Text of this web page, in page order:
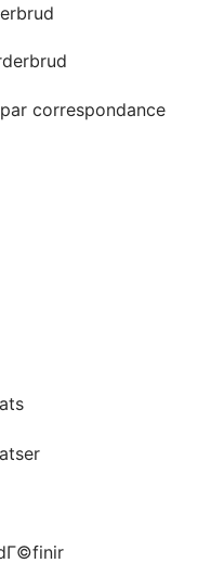
correspondance